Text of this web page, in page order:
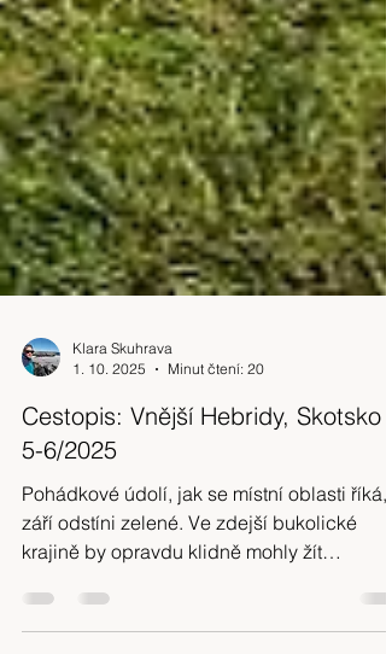
Klara Skuhrava
1. 10. 2025
Minut čtení: 20
5-6/2025
Pohádkové údolí, jak se místní oblasti říká,
krajině by opravdu klidně mohly žít
pohádkové víly. Jen kdyby je tu každý den